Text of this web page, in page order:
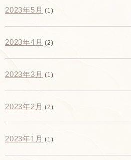
2023年5月 (1)
2023年4月 (2)
2023年3月 (1)
2023年2月 (2)
2023年1月 (1)